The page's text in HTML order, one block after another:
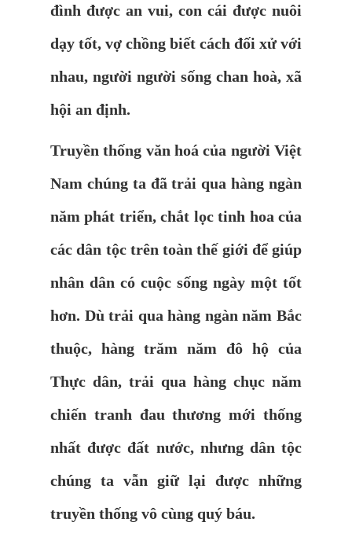
đình được an vui, con cái được nuôi
dạy tốt, vợ chồng biết cách đối xử với
nhau, người người sống chan hoà, xã
hội an định.
Truyền thống văn hoá của người Việt
Nam chúng ta đã trải qua hàng ngàn
năm phát triển, chắt lọc tinh hoa của
các dân tộc trên toàn thế giới để giúp
nhân dân có cuộc sống ngày một tốt
hơn. Dù trải qua hàng ngàn năm Bắc
thuộc, hàng trăm năm đô hộ của
Thực dân, trải qua hàng chục năm
chiến tranh đau thương mới thống
nhất được đất nước, nhưng dân tộc
chúng ta vẫn giữ lại được những
truyền thống vô cùng quý báu.